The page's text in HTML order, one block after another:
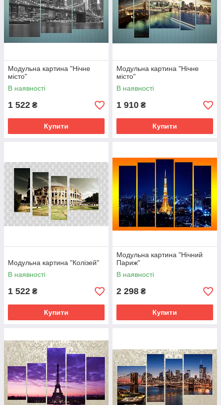
Модульна картина "Нічне
місто"
В наявності
1 522 ₴
Купити
Модульна картина "Нічне
місто"
В наявності
1 910 ₴
Купити
Модульна картина "Колізей"
В наявності
1 522 ₴
Купити
Модульна картина "Нічний
Париж"
В наявності
2 298 ₴
Купити